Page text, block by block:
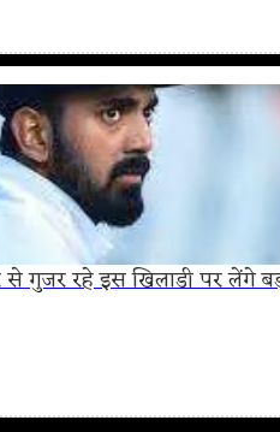
से गुजर रहे इस खिलाडी पर लेंगे